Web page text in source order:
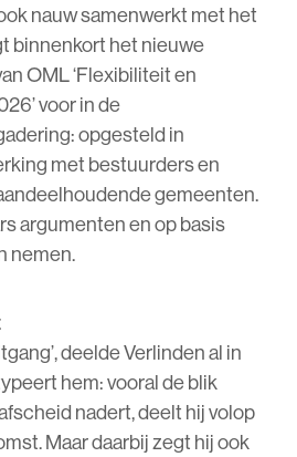
nauw samenwerkt met het
binnenkort het nieuwe
OML ‘Flexibiliteit en
voor in de
opgesteld in
met bestuurders en
gemeenten.
argumenten en op basis
nemen.
deelde Verlinden al in
hem: vooral de blik
nadert, deelt hij volop
Maar daarbij zegt hij ook